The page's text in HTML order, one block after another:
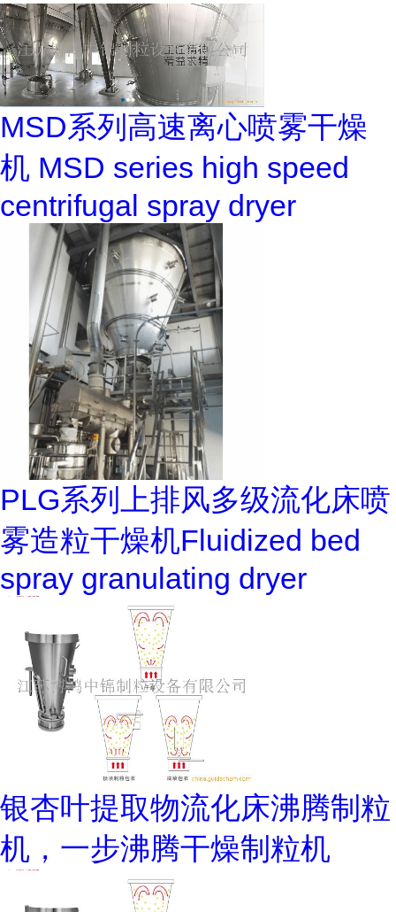
MSD系列高速离心喷雾干燥
机 MSD series high speed
centrifugal spray dryer
PLG系列上排风多级流化床喷
雾造粒干燥机Fluidized bed
spray granulating dryer
银杏叶提取物流化床沸腾制粒
机，一步沸腾干燥制粒机